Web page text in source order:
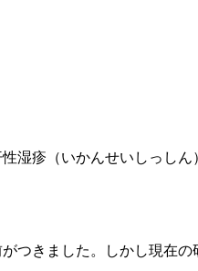
湿疹（いかんせいしっし
つきました。しかし現在